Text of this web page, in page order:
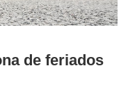
de feriados